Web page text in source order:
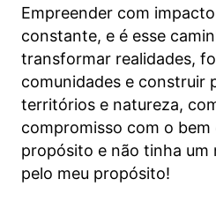
Empreender com
constante, e é esse
transformar realidades,
comunidades e construir
territórios e natureza,
compromisso com o bem
propósito e não tinha um
pelo meu propósito!